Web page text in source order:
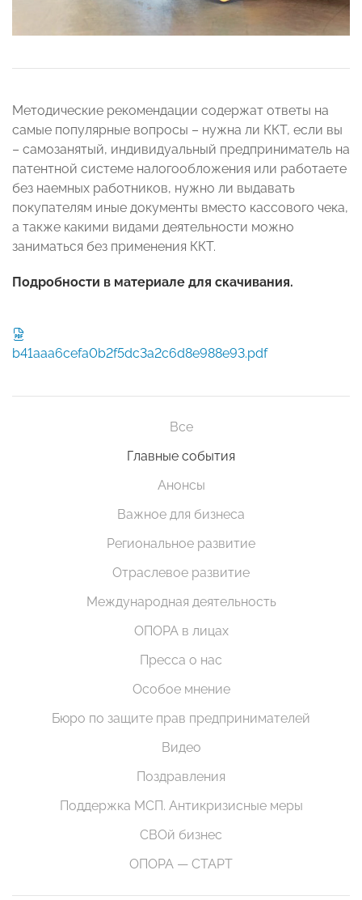
Методические рекомендации содержат ответы на
самые популярные вопросы – нужна ли ККТ, если вы
– самозанятый, индивидуальный предприниматель на
патентной системе налогообложения или работаете
без наемных работников, нужно ли выдавать
покупателям иные документы вместо кассового чека,
а также какими видами деятельности можно
заниматься без применения ККТ.
Подробности в материале для скачивания.
b41aaa6cefa0b2f5dc3a2c6d8e988e93.pdf
Все
Главные события
Анонсы
Важное для бизнеса
Региональное развитие
Отраслевое развитие
Международная деятельность
ОПОРА в лицах
Пресса о нас
Особое мнение
Бюро по защите прав предпринимателей
Видео
Поздравления
Поддержка МСП. Антикризисные меры
СВОй бизнес
ОПОРА — СТАРТ